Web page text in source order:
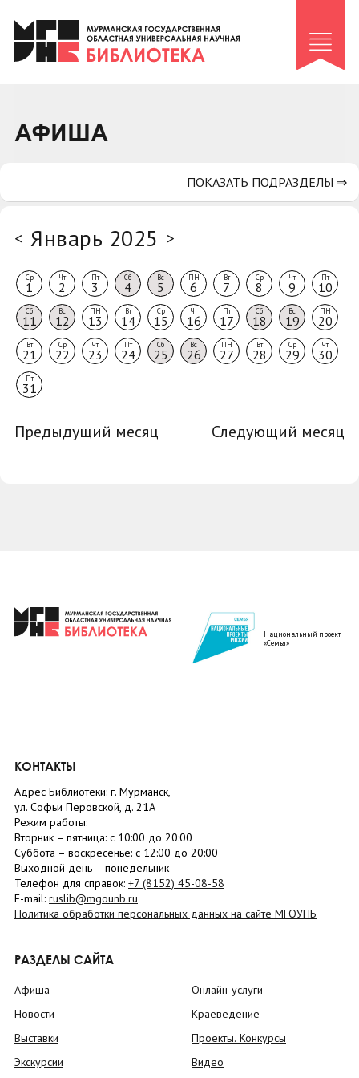
Клуб «Гиря и сельдерей»
Клуб «Семейный архив»
Коллегам
АФИША
< Январь 2025 >
Ср
1
Чт
2
Пт
3
Сб
4
Вс
5
ПН
6
Вт
7
Ср
8
Чт
9
Пт
10
Сб
11
Вс
12
ПН
13
Вт
14
Ср
15
Чт
16
Пт
17
Сб
18
Вс
19
ПН
20
Вт
21
Ср
22
Чт
23
Пт
24
Сб
25
Вс
26
ПН
27
Вт
28
Ср
29
Чт
30
Пт
31
Предыдущий месяц Следующий месяц
ПОКАЗАТЬ ПОДРАЗДЕЛЫ ⇒
Национальный проект
«Семья»
КОНТАКТЫ
Адрес Библиотеки: г. Мурманск,
ул. Софьи Перовской, д. 21А
Режим работы:
Вторник – пятница: с 10:00 до 20:00
Суббота – воскресенье: c 12:00 до 20:00
Выходной день – понедельник
Телефон для справок: +7 (8152) 45-08-58
E-mail: ruslib@mgounb.ru
Политика обработки персональных данных на сайте МГОУНБ
РАЗДЕЛЫ САЙТА
Афиша
Новости
Выставки
Экскурсии
Онлайн-услуги
Краеведение
Проекты. Конкурсы
Видео